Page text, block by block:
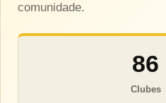
comunidade.
86
Clubes